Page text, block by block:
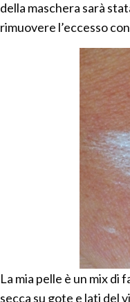
della maschera sarà
rimuovere l’eccesso
La mia pelle è un mix di
secca su gote e lati del